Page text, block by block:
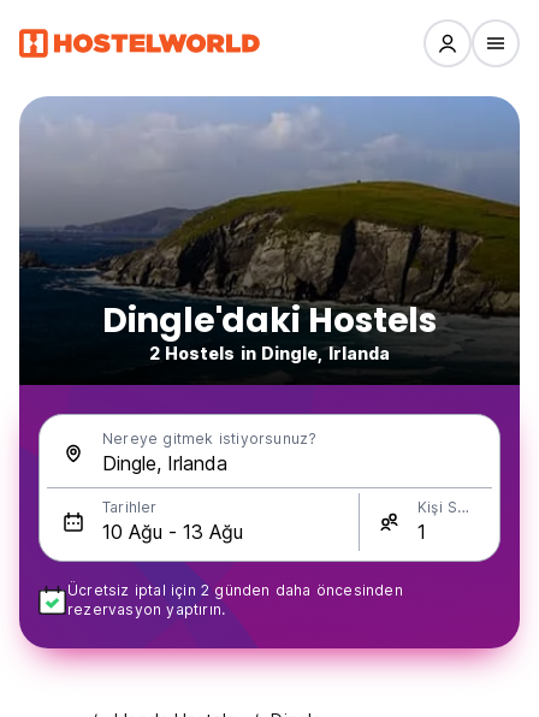
Dingle'daki Hostels
2 Hostels in Dingle, Irlanda
Nereye gitmek istiyorsunuz?
Tarihler Kişi Sayısı
Ücretsiz iptal için 2 günden daha öncesinden
rezervasyon yaptırın.